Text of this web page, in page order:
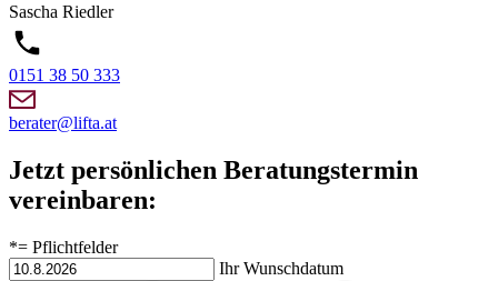
Sascha Riedler
0151 38 50 333
berater@lifta.at
Jetzt persönlichen Beratungstermin
vereinbaren:
*= Pflichtfelder
Ihr Wunschdatum